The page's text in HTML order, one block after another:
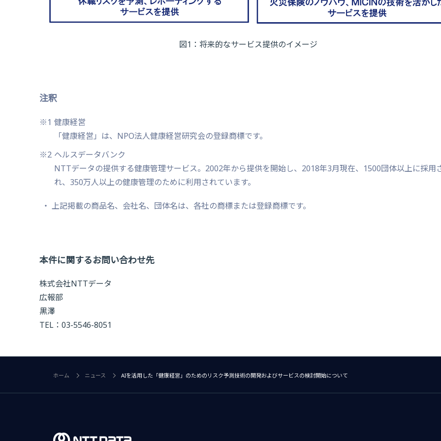
図1：将来的なサービス提供のイメージ
注釈
※1 健康経営
「健康経営」は、NPO法人健康経営研究会の登録商標です。
※2 ヘルスデータバンク
NTTデータの提供する健康管理サービス。2002年から提供を開始し、2018年3月現在、1500団体以上に採用
れ、350万人以上の健康管理のために利用されています。
上記掲載の商品名、会社名、団体名は、各社の商標または登録商標です。
本件に関するお問い合わせ先
株式会社NTTデータ
広報部
黒澤
TEL：03-5546-8051
ホーム ニュース AIを活用した「健康経営」のためのリスク予測技術の開発およびサービスの検討開始について